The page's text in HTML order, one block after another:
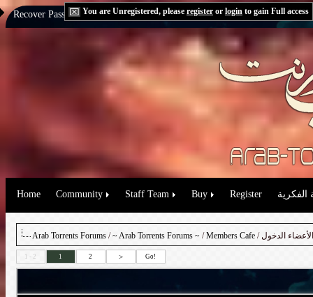
You are Unregistered, please register or login to gain Full access
Recover Password:via Email|via Question
Home Community Staff Team Buy Register الفكرية
Arab Torrents Forums /~ Arab Torrents Forums ~ /Members Cafe الدخول
1 - 2 1 2 > Go!